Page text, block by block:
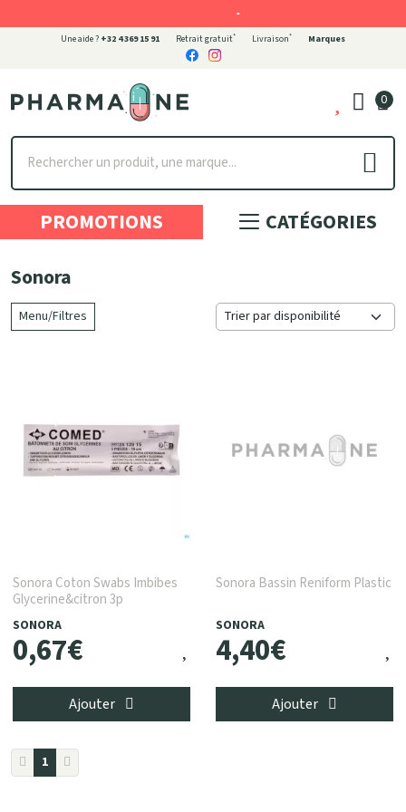
Une aide ? +32 4 369 15 91 Retrait gratuit* Livraison* Marques
Pharmaone Votre pharmacie en ligne à votre service
0
PROMOTIONS
CATÉGORIES
Sonora
Menu/Filtres
Sonora Coton Swabs Imbibes
Glycerine&citron 3p
SONORA
0,67€
Ajouter
Sonora Bassin Reniform Plastic
SONORA
4,40€
Ajouter
1